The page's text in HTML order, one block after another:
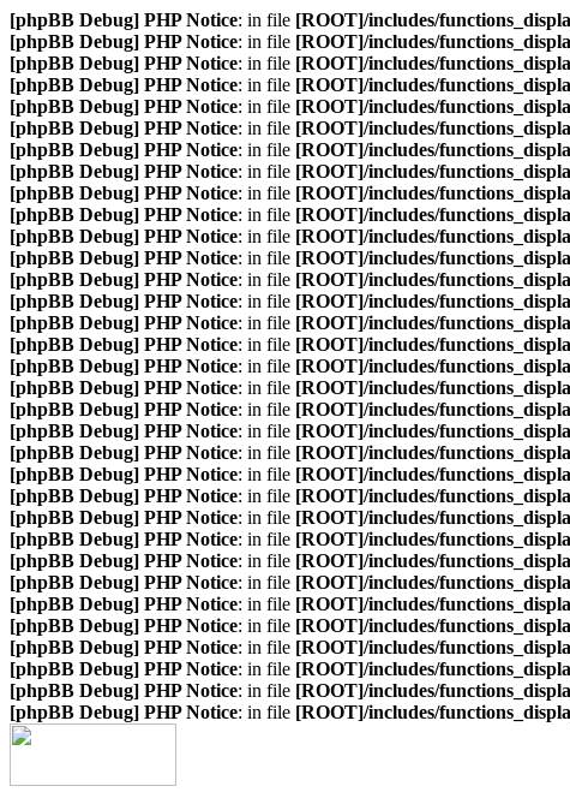
[phpBB Debug] PHP Notice: in file [ROOT]/includes/
[phpBB Debug] PHP Notice: in file [ROOT]/includes/
[phpBB Debug] PHP Notice: in file [ROOT]/includes/
[phpBB Debug] PHP Notice: in file [ROOT]/includes/
[phpBB Debug] PHP Notice: in file [ROOT]/includes/
[phpBB Debug] PHP Notice: in file [ROOT]/includes/
[phpBB Debug] PHP Notice: in file [ROOT]/includes/
[phpBB Debug] PHP Notice: in file [ROOT]/includes/
[phpBB Debug] PHP Notice: in file [ROOT]/includes/
[phpBB Debug] PHP Notice: in file [ROOT]/includes/
[phpBB Debug] PHP Notice: in file [ROOT]/includes/
[phpBB Debug] PHP Notice: in file [ROOT]/includes/
[phpBB Debug] PHP Notice: in file [ROOT]/includes/
[phpBB Debug] PHP Notice: in file [ROOT]/includes/
[phpBB Debug] PHP Notice: in file [ROOT]/includes/
[phpBB Debug] PHP Notice: in file [ROOT]/includes/
[phpBB Debug] PHP Notice: in file [ROOT]/includes/
[phpBB Debug] PHP Notice: in file [ROOT]/includes/
[phpBB Debug] PHP Notice: in file [ROOT]/includes/
[phpBB Debug] PHP Notice: in file [ROOT]/includes/
[phpBB Debug] PHP Notice: in file [ROOT]/includes/
[phpBB Debug] PHP Notice: in file [ROOT]/includes/
[phpBB Debug] PHP Notice: in file [ROOT]/includes/
[phpBB Debug] PHP Notice: in file [ROOT]/includes/
[phpBB Debug] PHP Notice: in file [ROOT]/includes/
[phpBB Debug] PHP Notice: in file [ROOT]/includes/
[phpBB Debug] PHP Notice: in file [ROOT]/includes/
[phpBB Debug] PHP Notice: in file [ROOT]/includes/
[phpBB Debug] PHP Notice: in file [ROOT]/includes/
[phpBB Debug] PHP Notice: in file [ROOT]/includes/
[phpBB Debug] PHP Notice: in file [ROOT]/includes/
[phpBB Debug] PHP Notice: in file [ROOT]/includes/
[phpBB Debug] PHP Notice: in file [ROOT]/includes/